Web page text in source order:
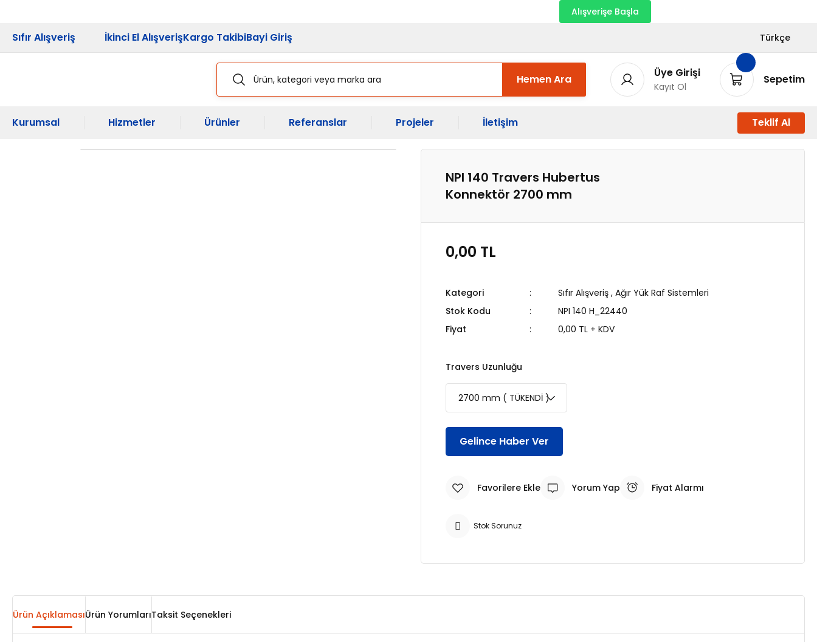
Alışverişe Başla
Sıfır Alışveriş İkinci El AlışverişKargo TakibiBayi Giriş Türkçe
Hemen Ara Üye Girişi
Kayıt Ol
Sepetim
Kurumsal Hizmetler Ürünler Referanslar Projeler İletişim Teklif Al
NPI 140 Travers Hubertus
Konnektör 2700 mm
0,00 TL
Kategori Sıfır Alışveriş , Ağır Yük Raf Sistemleri
Stok Kodu
NPI 140 H_22440
Fiyat
0,00 TL + KDV
Travers Uzunluğu
Gelince Haber Ver
Yorum Yap Fiyat Alarmı
Stok Sorunuz
Ürün AçıklamasıÜrün YorumlarıTaksit Seçenekleri